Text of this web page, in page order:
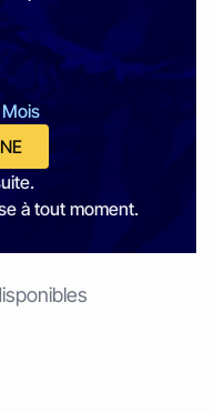
à tout moment.